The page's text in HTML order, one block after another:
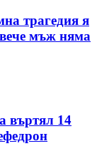
трагедия я
мъж няма
въртял 14